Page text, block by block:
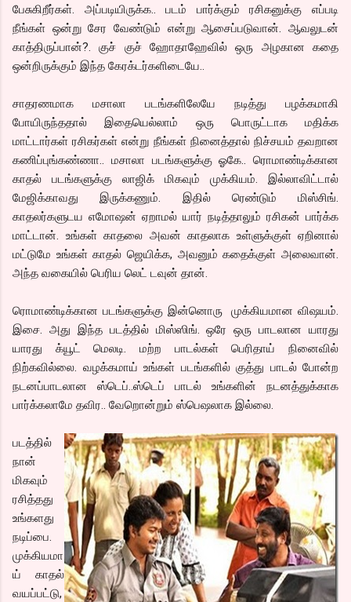
பேசுகிறீர்கள். அப்படியிருக்க.. படம் பார்க்கும் ரசிகனுக்கு எப்படி
நீங்கள் ஒன்று சேர வேண்டும் என்று ஆசைப்படுவான். ஆவலுடன்
காத்திருப்பான்?. குச் குச் ஹோதாஹேவில் ஒரு அழகான கதை
ஒன்றிருக்கும் இந்த கேரக்டர்களிடையே..
சாதரணமாக மசாலா படங்களிலேயே நடித்து பழக்கமாகி
போயிருந்ததால் இதையெல்லாம் ஒரு பொருட்டாக மதிக்க
மாட்டார்கள் ரசிகர்கள் என்று நீங்கள் நினைத்தால் நிச்சயம் தவறான
கணிப்புங்கண்ணா.. மசாலா படங்களுக்கு ஓகே.. ரொமாண்டிக்கான
காதல் படங்களுக்கு லாஜிக் மிகவும் முக்கியம். இல்லாவிட்டால்
மேஜிக்காவது இருக்கணும். இதில் ரெண்டும் மிஸ்சிங்.
காதலர்களுடய எமோஷன் ஏறாமல் யார் நடித்தாலும் ரசிகன் பார்க்க
மாட்டான். உங்கள் காதலை அவன் காதலாக உள்ளுக்குள் ஏறினால்
மட்டுமே உங்கள் காதல் ஜெயிக்க, அவனும் கதைக்குள் அலைவான்.
அந்த வகையில் பெரிய லெட் டவுன் தான்.
ரொமாண்டிக்கான படங்களுக்கு இன்னொரு முக்கியமான விஷயம்.
இசை. அது இந்த படத்தில் மிஸ்ஸிங். ஒரே ஒரு பாடலான யாரது
யாரது க்யூட் மெலடி. மற்ற பாடல்கள் பெரிதாய் நினைவில்
நிற்கவில்லை. வழக்கமாய் உங்கள் படங்களில் குத்து பாடல் போன்ற
நடனப்பாடலான ஸ்டெப்..ஸ்டெப் பாடல் உங்களின் நடனத்துக்காக
பார்க்கலாமே தவிர.. வேறொன்றும் ஸ்பெஷலாக இல்லை.
படத்தில்
நான்
மிகவும்
ரசித்தது
உங்களது
நடிப்பை.
முக்கியமா
ய் காதல்
வயப்பட்டு,